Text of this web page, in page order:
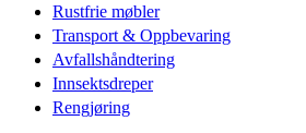
Rustfrie møbler
Transport & Oppbevaring
Avfallshåndtering
Innsektsdreper
Rengjøring